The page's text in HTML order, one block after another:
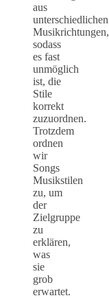
aus
unterschiedlichen
Musikrichtungen,
sodass
es fast
unmöglich
ist, die
Stile
korrekt
zuzuordnen.
Trotzdem
ordnen
wir
Songs
Musikstilen
zu, um
der
Zielgruppe
zu
erklären,
was
sie
grob
erwartet.